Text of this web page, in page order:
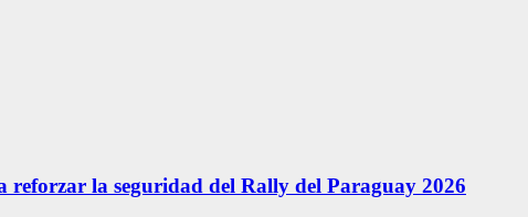
reforzar la seguridad del Rally del Paraguay 2026